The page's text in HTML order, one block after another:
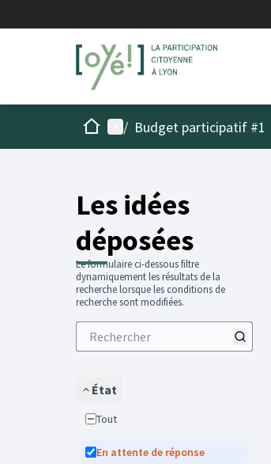
AccueilMenu principal
/ Budget participatif #1
Les idées
déposées
Le formulaire ci-dessous filtre
dynamiquement les résultats de la
recherche lorsque les conditions de
recherche sont modifiées.
État
Tout
En attente de réponse